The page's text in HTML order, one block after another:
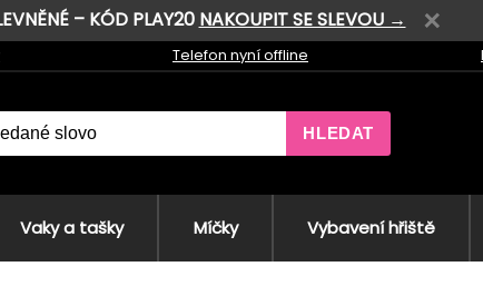
– KÓD PLAY20 NAKOUPIT SE SLEVOU →
Telefon nyní offline
HLEDAT
Vaky a tašky Míčky Vybavení hřiště